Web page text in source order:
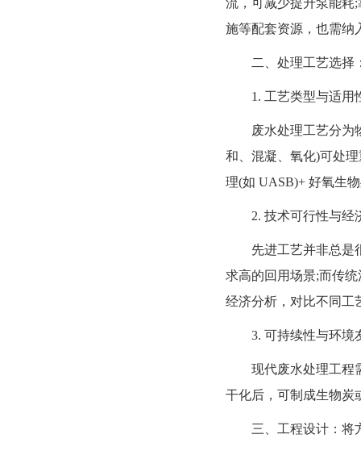
流，可减少提升泵能耗
施等配套资源，也需纳
二、处理工艺选择
1. 工艺类型与适用
废水处理工艺分为物
和、混凝、氧化)可处
理(如 UASB)+ 好氧生
2. 技术可行性与经
先进工艺并非总是很
求高的回用场景;而传
经济分析，对比不同工
3. 可持续性与环境
现代废水处理工程需
干化后，可制成生物炭
三、工程设计：将